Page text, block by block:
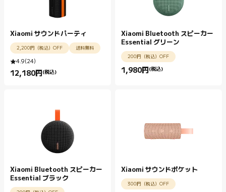
Xiaomi サウンドパーティ
2,200円（税込）OFF 送料無料
4.9(24)
12,180円 (税込)
Current Price 円12180.00
Xiaomi Bluetooth スピーカー
Essential グリーン
200円（税込）OFF
1,980円 (税込)
Current Price 円1980.00
Xiaomi Bluetooth スピーカー
Essential ブラック
Xiaomi サウンドポケット
300円（税込）OFF